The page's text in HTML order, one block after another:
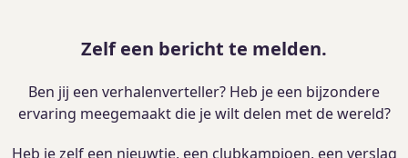
Zelf een bericht te melden.
Ben jij een verhalenverteller? Heb je een bijzondere
ervaring meegemaakt die je wilt delen met de wereld?
Heb je zelf een nieuwtje, een clubkampioen, een verslag